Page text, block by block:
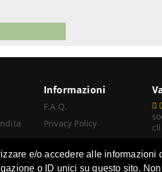
e/o accedere alle informazioni
o ID unici su questo sito.
Informazioni
F.A.Q.
Privacy Policy